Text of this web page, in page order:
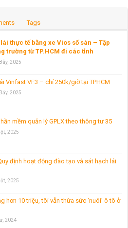
Tags
thực tế bằng xe Vios số sàn – Tập
trường từ TP.HCM đi các tỉnh
2025
Vinfast VF3 – chỉ 250k/giờ tại TPHCM
2025
mềm quản lý GPLX theo thông tư 35
2025
định hoạt động đào tạo và sát hạch lái
2025
hơn 10 triệu, tôi vẫn thừa sức ‘nuôi’ ô tô ở
2024